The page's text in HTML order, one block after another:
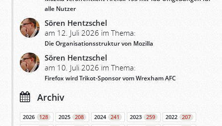
alle Nutzer
Sören Hentzschel
am 12. Juli 2026 im Thema:
Die Organisationsstruktur von Mozilla
Sören Hentzschel
am 10. Juli 2026 im Thema:
Firefox wird Trikot-Sponsor vom Wrexham AFC
Archiv
2026 128 2025 208 2024 241 2023 259 2022
207